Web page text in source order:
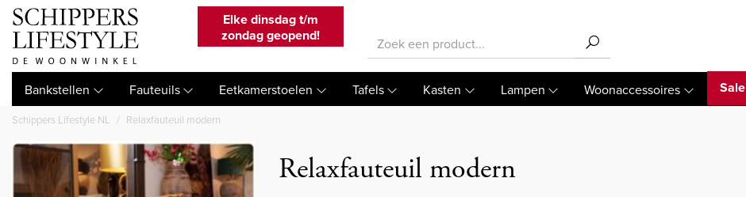
Elke dinsdag t/m
zondag geopend!
Bankstellen Fauteuils Eetkamerstoelen Tafels Kasten Lampen Woonaccessoires Sale
Schippers Lifestyle NL Relaxfauteuil modern
Relaxfauteuil modern